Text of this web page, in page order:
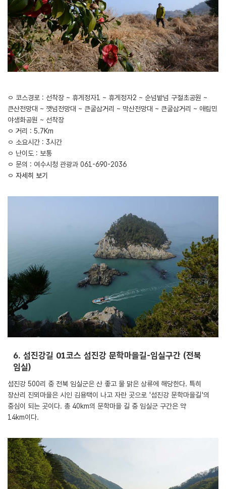
ㅇ 코스경로 : 선착장 ~ 휴게정자1 ~ 휴게정자2 ~ 순넘밭넘 구절초공원 ~
큰산전망대 ~ 깻넘전망대 ~ 큰굴삼거리 ~ 막산전망대 ~ 큰굴삼거리 ~ 애림민
야생화공원 ~ 선착장
ㅇ 거리 : 5.7Km
ㅇ 소요시간 : 3시간
ㅇ 난이도 : 보통
ㅇ 문의 : 여수시청 관광과 061-690-2036
ㅇ 자세히 보기
6. 섬진강길 01코스 섬진강 문학마을길-임실구간 (전북
임실)
섬진강 500리 중 전북 임실군은 산 좋고 물 맑은 상류에 해당한다. 특히
장산리 진뫼마을은 시인 김용택이 나고 자란 곳으로 '섬진강 문학마을길'의
중심이 되는 곳이다. 총 40km의 문학마을 길 중 임실군 구간은 약
14km이다.